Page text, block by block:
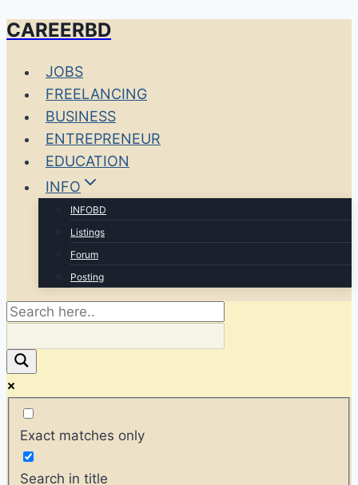
Skip
content
CAREERBD
JOBS
FREELANCING
BUSINESS
ENTREPRENEUR
EDUCATION
INFO
INFOBD
Listings
Forum
Posting
Exact matches only
Search in title